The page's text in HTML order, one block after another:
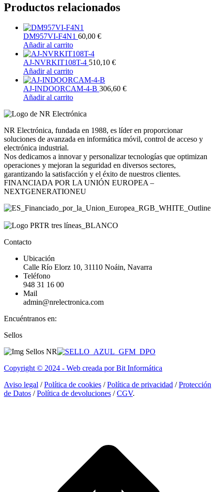
Productos relacionados
DM957VI-F4N1 60,00 €
Añadir al carrito
AJ-NVRKIT108T-4 510,10 €
Añadir al carrito
AJ-INDOORCAM-4-B 306,60 €
Añadir al carrito
NR Electrónica, fundada en 1988, es líder en proporcionar
soluciones de avanzada en informática móvil, control de acceso y
electrónica industrial.
Nos dedicamos a innovar y personalizar tecnologías que optimizan
operaciones y mejoran la seguridad en diversos sectores,
garantizando la satisfacción y el éxito de nuestros clientes.
FINANCIADA POR LA UNIÓN EUROPEA –
NEXTGENERATIONEU
Contacto
Ubicación
Calle Río Elorz 10, 31110 Noáin, Navarra
Teléfono
948 31 16 00
Mail
admin@nrelectronica.com
Encuéntranos en:
Facebook
opens
new
Linkedin
opens
new
Instagram
opens
new
Sellos
Copyright © 2024 - Web creada por Bit Informática
Aviso legal /Política de cookies /Política de privacidad /Protección
de Datos /Política de devoluciones /CGV.